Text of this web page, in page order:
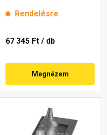
Rendelésre
67 345 Ft / db
Megnézem